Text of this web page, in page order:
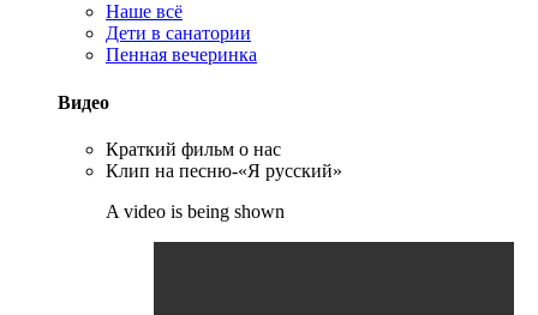
Наше всё
Дети в санатории
Пенная вечеринка
Видео
Краткий фильм о нас
Клип на песню-«Я русский»
A video is being shown